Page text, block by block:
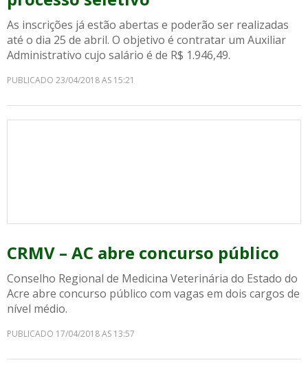
As inscrições já estão abertas e poderão ser realizadas
até o dia 25 de abril. O objetivo é contratar um Auxiliar
Administrativo cujo salário é de R$ 1.946,49.
PUBLICADO 23/04/2018 AS 15:21
CRMV – AC abre concurso público
Conselho Regional de Medicina Veterinária do Estado do
Acre abre concurso público com vagas em dois cargos de
nível médio.
PUBLICADO 17/04/2018 AS 13:57